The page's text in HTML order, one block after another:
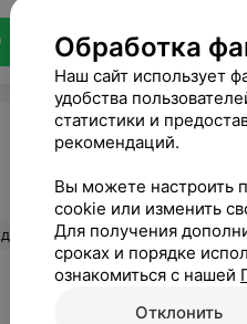
WhatsApp
хорошее обслуживание.Все понравилось, особенно жаркое, которое подают в горшочке. Спасибо за хороший вечер. Вы супер! Так держать!
Обработка
Наш сайт использует
удобства
статистики и
рекомендаций.
Вы можете настроить
cookie или изменить
Для получения
сроках и порядке
ознакомиться с нашей
Отклонить